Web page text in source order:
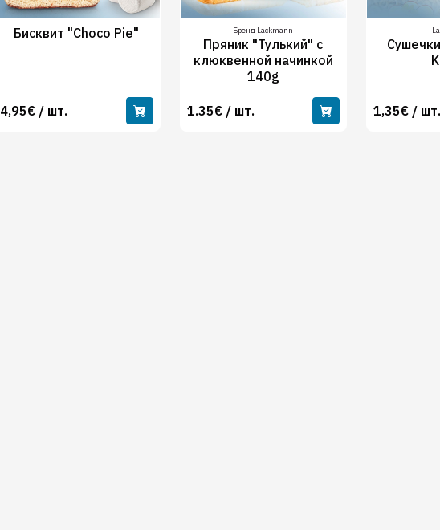
Бисквит "Choco Pie"
4,95€ / шт.
Бренд Lackmann
Пряник "Тулький" с
клюквенной начинкой
140g
1.35€ / шт. 1,35€ / шт.